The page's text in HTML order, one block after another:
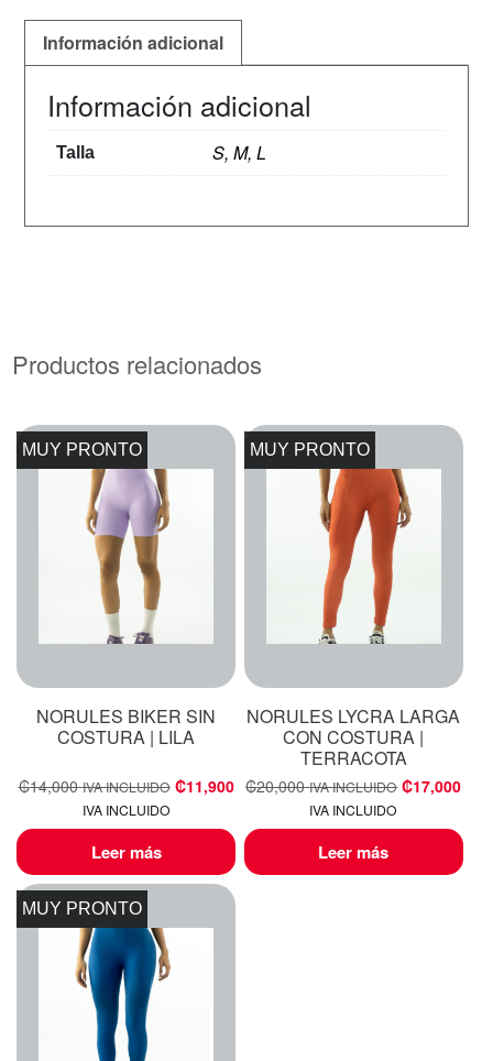
Información adicional
Información adicional
Talla S, M, L
Productos relacionados
MUY PRONTO
NORULES BIKER SIN
COSTURA | LILA
₡14,000 IVA INCLUIDO ₡11,900
IVA INCLUIDO
Leer más
MUY PRONTO
NORULES LYCRA LARGA
CON COSTURA |
TERRACOTA
₡20,000 IVA INCLUIDO ₡17,000
IVA INCLUIDO
Leer más
MUY PRONTO